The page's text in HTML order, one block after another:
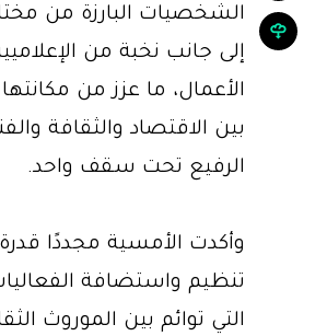
الشخصيات البارزة من
إلى جانب نخبة من
الأعمال، ما عزز من
بين الاقتصاد والثقافة
الرفيع تحت سقف واحد.
وأكدت الأمسية مجددًا
تنظيم واستضافة
التي توائم بين الموروث